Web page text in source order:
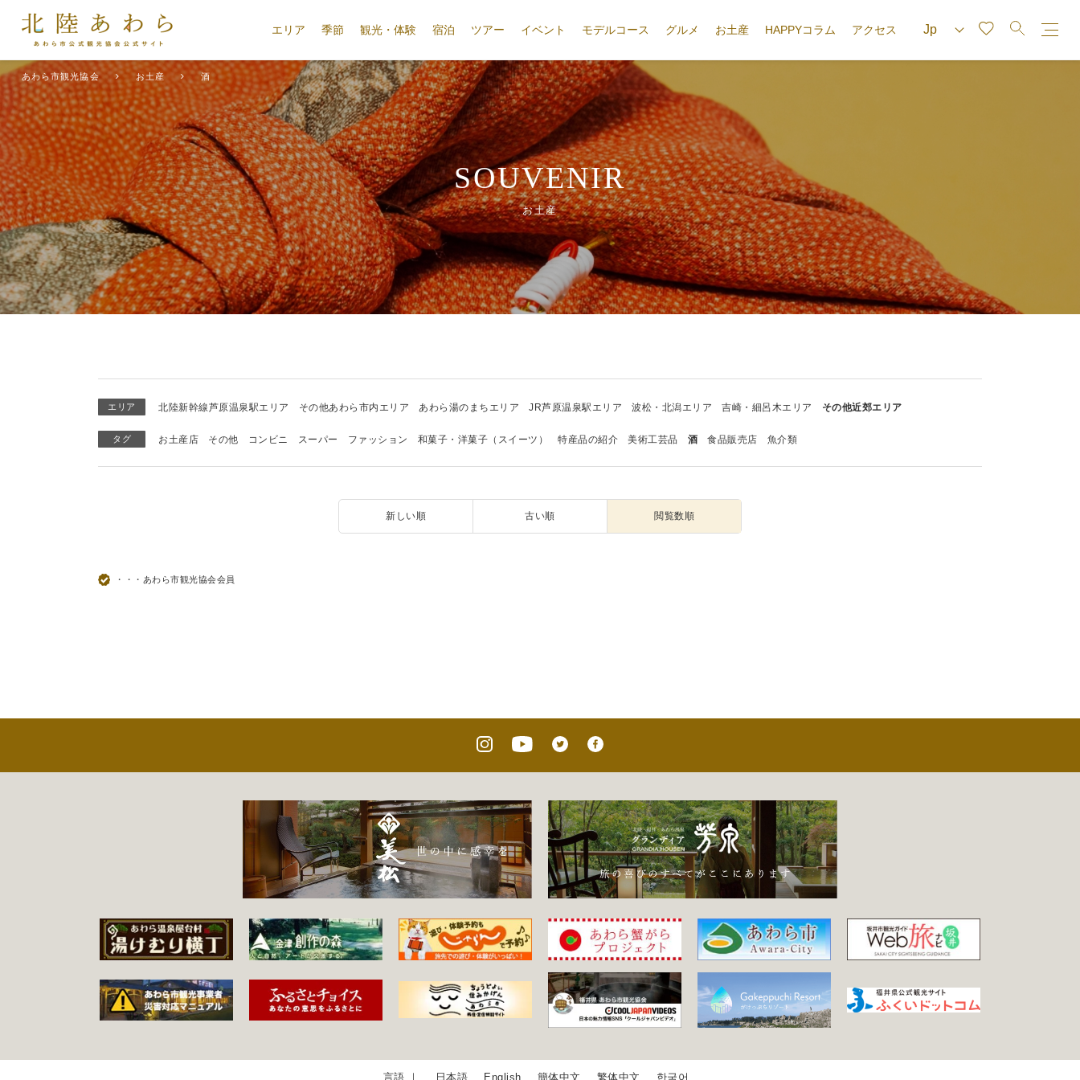
エリア 季節 観光・体験 宿泊 ツアー イベント モデルコース グルメ お土産 HAPPYコラム アクセス
あわら市観光協会 お土産 酒
SOUVENIR
お土産
エリア 北陸新幹線芦原温泉駅エリア その他あわら市内エリア あわら湯のまちエリア JR芦原温泉駅エリア 波松・北潟エリア 吉崎・細呂木エリア その他近郊エリア
タグ お土産店 その他 コンビニ スーパー ファッション 和菓子・洋菓子（スイーツ） 特産品の紹介 美術工芸品 酒 食品販売店 魚介類
新しい順 古い順 閲覧数順
・・・あわら市観光協会会員
日本語 English 簡体中文 繁体中文 한국어